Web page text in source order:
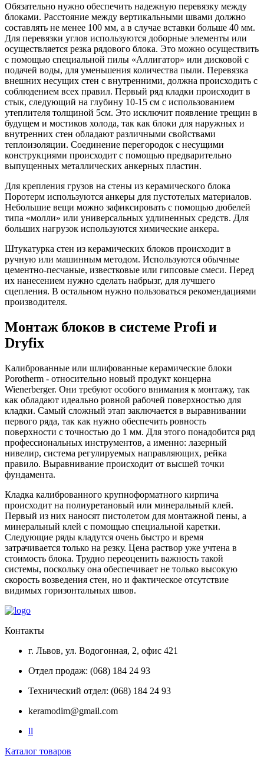
Обязательно нужно обеспечить надежную перевязку между
блоками. Расстояние между вертикальными швами должно
составлять не менее 100 мм, а в случае вставки больше 40 мм.
Для перевязки углов используются доборные элементы или
осуществляется резка рядового блока. Это можно осуществить
с помощью специальной пилы «Аллигатор» или дисковой с
подачей воды, для уменьшения количества пыли. Перевязка
внешних несущих стен с внутренними, должна происходить с
соблюдением всех правил. Первый ряд кладки происходит в
стык, следующий на глубину 10-15 см с использованием
утеплителя толщиной 5см. Это исключит появление трещин в
будущем и мостиков холода, так как блоки для наружных и
внутренних стен обладают различными свойствами
теплоизоляции. Соединение перегородок с несущими
конструкциями происходит с помощью предварительно
выпущенных металлических анкерных пластин.
Для крепления грузов на стены из керамического блока
Поротерм используются анкеры для пустотелых материалов.
Небольшие вещи можно зафиксировать с помощью дюбелей
типа «молли» или универсальных удлиненных средств. Для
больших нагрузок используются химические анкера.
Штукатурка стен из керамических блоков происходит в
ручную или машинным методом. Используются обычные
цементно-песчаные, известковые или гипсовые смеси. Перед
их нанесением нужно сделать набрызг, для лучшего
сцепления. В остальном нужно пользоваться рекомендациями
производителя.
Монтаж блоков в системе Profi и
Dryfix
Калиброванные или шлифованные керамические блоки
Porotherm - относительно новый продукт концерна
Wienerberger. Они требуют особого внимания к монтажу, так
как обладают идеально ровной рабочей поверхностью для
кладки. Самый сложный этап заключается в выравнивании
первого ряда, так как нужно обеспечить ровность
поверхности с точностью до 1 мм. Для этого понадобится ряд
профессиональных инструментов, а именно: лазерный
нивелир, система регулируемых направляющих, рейка
правило. Выравнивание происходит от высшей точки
фундамента.
Кладка калиброванного крупноформатного кирпича
происходит на полиуретановый или минеральный клей.
Первый из них наносят пистолетом для монтажной пены, а
минеральный клей с помощью специальной каретки.
Следующие ряды кладутся очень быстро и время
затрачивается только на резку. Цена раствор уже учтена в
стоимость блока. Трудно переоценить важность такой
системы, поскольку она обеспечивает не только высокую
скорость возведения стен, но и фактическое отсутствие
видимых горизонтальных швов.
Контакты
г. Львов, ул. Водогонная, 2, офис 421
Отдел продаж: (068) 184 24 93
Технический отдел: (068) 184 24 93
keramodim@gmail.com
ll
Каталог товаров